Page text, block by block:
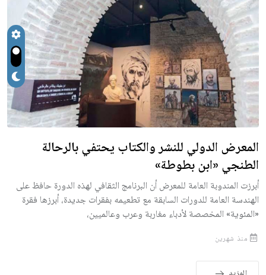
المعرض الدولي للنشر والكتاب يحتفي بالرحالة
الطنجي «ابن بطوطة»
أبرزت المندوبة العامة للمعرض أن البرنامج الثقافي لهذه الدورة حافظ على
الهندسة العامة للدورات السابقة مع تطعيمه بفقرات جديدة، أبرزها فقرة
«المئوية» المخصصة لأدباء مغاربة وعرب وعالميين،
منذ شهرين